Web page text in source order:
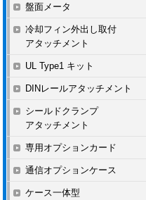
盤面メータ
冷却フィン外出し取付
アタッチメント
UL Type1 キット
DINレールアタッチメント
シールドクランプ
アタッチメント
専用オプションカード
通信オプションケース
ケース一体型